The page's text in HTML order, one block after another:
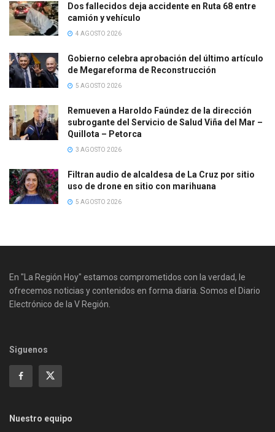
Dos fallecidos deja accidente en Ruta 68 entre
camión y vehículo
4 AGOSTO 2026
Gobierno celebra aprobación del último artículo
de Megareforma de Reconstrucción
5 AGOSTO 2026
Remueven a Haroldo Faúndez de la dirección
subrogante del Servicio de Salud Viña del Mar –
Quillota – Petorca
3 AGOSTO 2026
Filtran audio de alcaldesa de La Cruz por sitio
uso de drone en sitio con marihuana
5 AGOSTO 2026
En "La Región Hoy" estamos comprometidos con la verdad, le
ofrecemos noticias y contenidos en forma diaria. Somos el Diario
Electrónico de la V Región.
Siguenos
Nuestro equipo